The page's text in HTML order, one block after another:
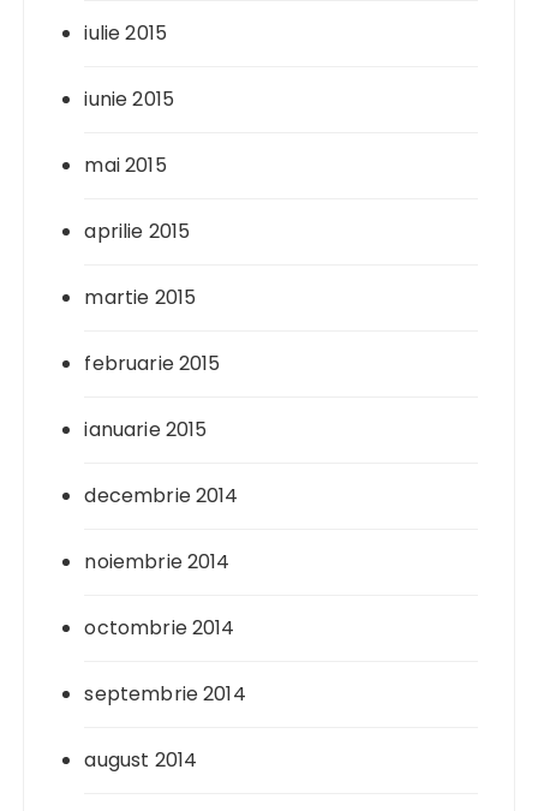
iulie 2015
iunie 2015
mai 2015
aprilie 2015
martie 2015
februarie 2015
ianuarie 2015
decembrie 2014
noiembrie 2014
octombrie 2014
septembrie 2014
august 2014